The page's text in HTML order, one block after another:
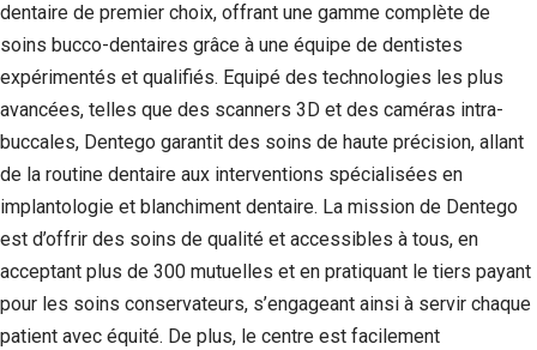
dentaire de premier choix, offrant une gamme complète de
soins bucco-dentaires grâce à une équipe de dentistes
expérimentés et qualifiés. Equipé des technologies les plus
avancées, telles que des scanners 3D et des caméras intra-
buccales, Dentego garantit des soins de haute précision, allant
de la routine dentaire aux interventions spécialisées en
implantologie et blanchiment dentaire. La mission de Dentego
est d’offrir des soins de qualité et accessibles à tous, en
acceptant plus de 300 mutuelles et en pratiquant le tiers payant
pour les soins conservateurs, s’engageant ainsi à servir chaque
patient avec équité. De plus, le centre est facilement